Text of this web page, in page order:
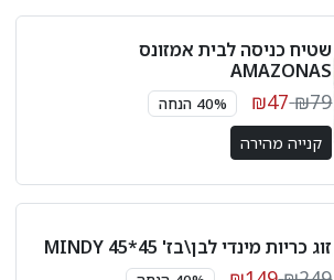
שטיח כניסה לבית אמזונס
AMAZONAS
₪79
₪47 40% הנחה
קנייה מהירה
זוג כריות מינדי לבן\בז' 45*45 MINDY